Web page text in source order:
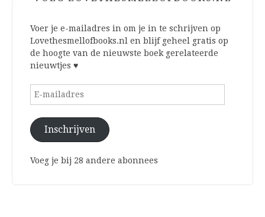
Voer je e-mailadres in om je in te schrijven op
Lovethesmellofbooks.nl en blijf geheel gratis op
de hoogte van de nieuwste boek gerelateerde
nieuwtjes ♥
E-
Inschrijven
Voeg je bij 28 andere abonnees